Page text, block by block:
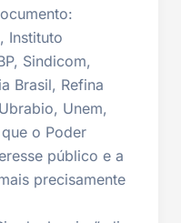
Instituto
Sindicom,
Brasil, Refina
Unem,
o Poder
público e a
precisamente